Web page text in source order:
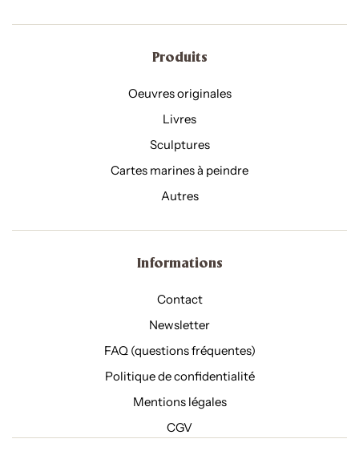
Produits
Oeuvres originales
Livres
Sculptures
Cartes marines à peindre
Autres
Informations
Contact
Newsletter
FAQ (questions fréquentes)
Politique de confidentialité
Mentions légales
CGV